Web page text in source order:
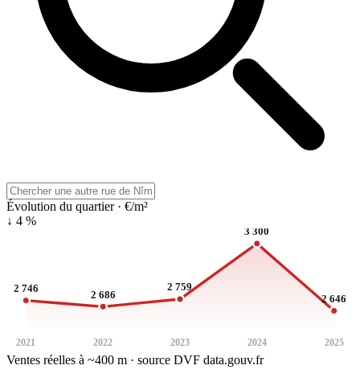
Évolution du quartier · €/m²
↓ 4 %
2 746
2021
2 686
2022
2 759
2023
3 300
2024
2 646
2025
Ventes réelles à ~400 m · source DVF data.gouv.fr